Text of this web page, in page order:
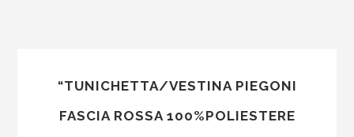
“TUNICHETTA/VESTINA PIEGONI
FASCIA ROSSA 100%POLIESTERE